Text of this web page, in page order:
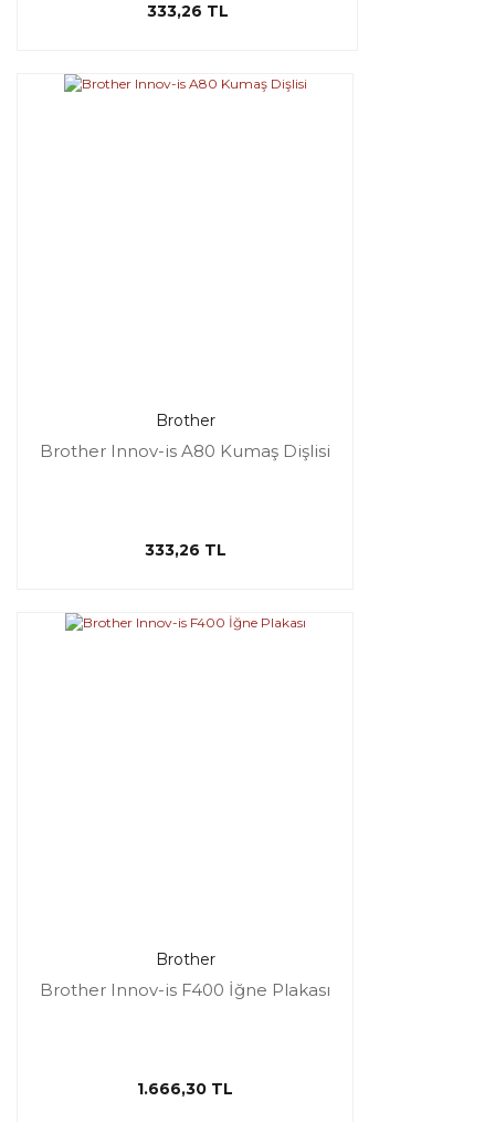
333,26 TL
Brother
Brother Innov-is A80 Kumaş Dişlisi
333,26 TL
Brother
Brother Innov-is F400 İğne Plakası
1.666,30 TL